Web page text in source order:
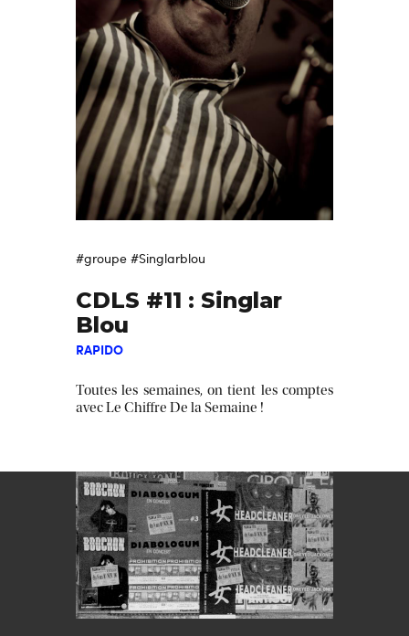
#groupe #Singlarblou
CDLS #11 : Singlar
Blou
RAPIDO
Toutes les semaines, on tient les comptes
avec Le Chiffre De la Semaine !